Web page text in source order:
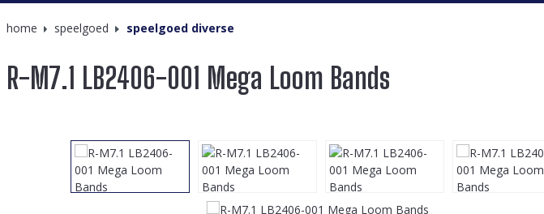
home speelgoed speelgoed diverse
R-M7.1 LB2406-001 Mega Loom Bands
Afbeeldingengalerij overslaan